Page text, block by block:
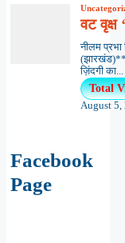
वट वृक्ष
नीलम प्रभा
ज़िंदगी का...
Total
August 5,
Facebook
Page